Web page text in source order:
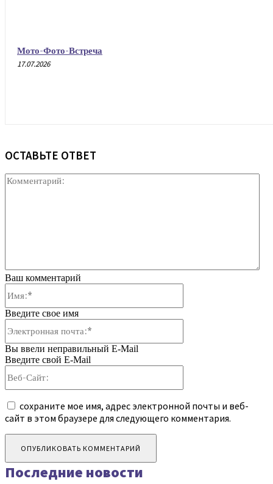
Мото-Фото-Встреча
17.07.2026
ОСТАВЬТЕ ОТВЕТ
Ваш комментарий
Введите свое имя
Вы ввели неправильный E-Mail
Введите свой E-Mail
сохраните мое имя, адрес электронной почты и веб-
сайт в этом браузере для следующего комментария.
Последние новости